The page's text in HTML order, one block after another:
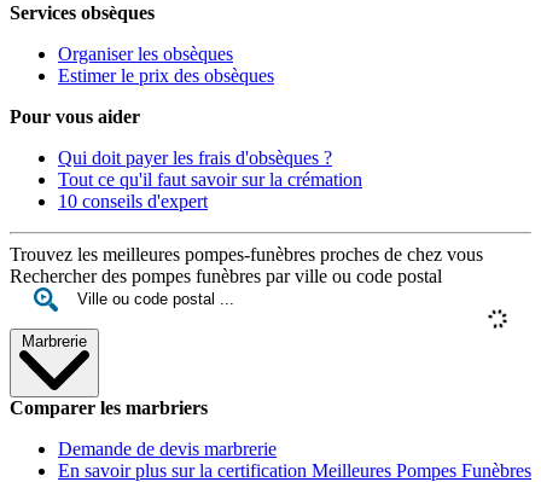
Services obsèques
Organiser les obsèques
Estimer le prix des obsèques
Pour vous aider
Qui doit payer les frais d'obsèques ?
Tout ce qu'il faut savoir sur la crémation
10 conseils d'expert
Trouvez les meilleures pompes-funèbres proches de chez vous
Rechercher des pompes funèbres par ville ou code postal
Marbrerie
Comparer les marbriers
Demande de devis marbrerie
En savoir plus sur la certification Meilleures Pompes Funèbres